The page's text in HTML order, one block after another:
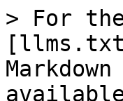
> For